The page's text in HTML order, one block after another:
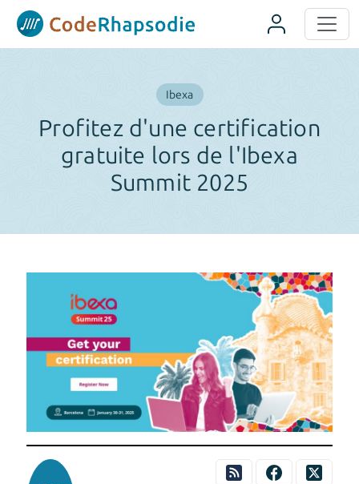
Ibexa
Profitez d'une certification
gratuite lors de l'Ibexa
Summit 2025
Panneau de gestion des cookies